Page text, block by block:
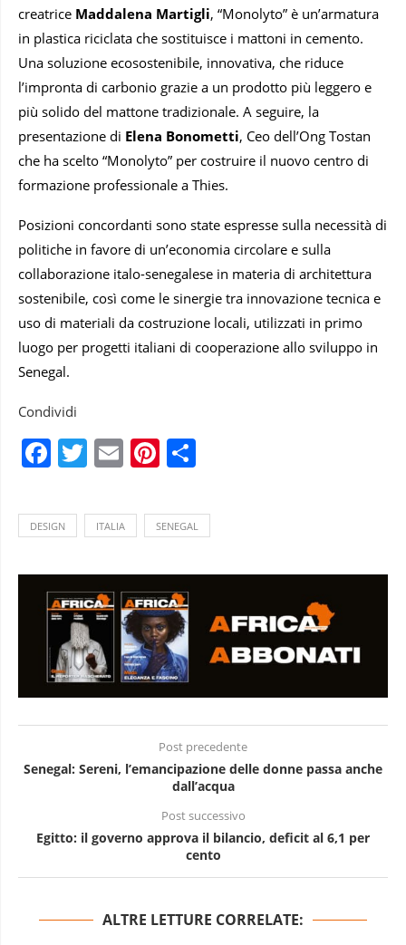
creatrice Maddalena Martigli, “Monolyto” è un’armatura
in plastica riciclata che sostituisce i mattoni in cemento.
Una soluzione ecosostenibile, innovativa, che riduce
l’impronta di carbonio grazie a un prodotto più leggero e
più solido del mattone tradizionale. A seguire, la
presentazione di Elena Bonometti, Ceo dell’Ong Tostan
che ha scelto “Monolyto” per costruire il nuovo centro di
formazione professionale a Thies.
Posizioni concordanti sono state espresse sulla necessità di
politiche in favore di un’economia circolare e sulla
collaborazione italo-senegalese in materia di architettura
sostenibile, così come le sinergie tra innovazione tecnica e
uso di materiali da costruzione locali, utilizzati in primo
luogo per progetti italiani di cooperazione allo sviluppo in
Senegal.
Condividi
Facebook
Twitter
EmailPinterest
DESIGN ITALIA SENEGAL
Post precedente
Senegal: Sereni, l’emancipazione delle donne passa anche
dall’acqua
Post successivo
Egitto: il governo approva il bilancio, deficit al 6,1 per
cento
ALTRE LETTURE CORRELATE: